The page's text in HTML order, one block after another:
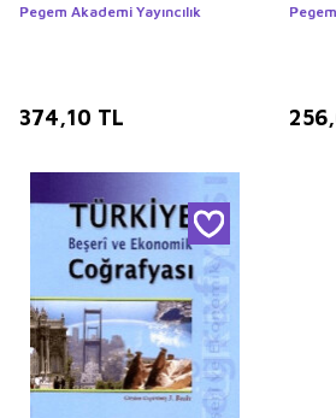
Pegem Akademi Yayıncılık
374,10 TL